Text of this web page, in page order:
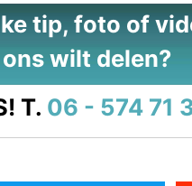
tip, foto of
wilt delen?
T. 06 - 574 71